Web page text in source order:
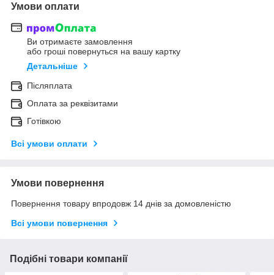
Умови оплати
Ви отримаєте замовлення
або гроші повернуться на вашу картку
Детальніше
Післяплата
Оплата за реквізитами
Готівкою
Всі умови оплати
Умови повернення
Повернення товару впродовж 14 днів за домовленістю
Всі умови повернення
Подібні товари компанії